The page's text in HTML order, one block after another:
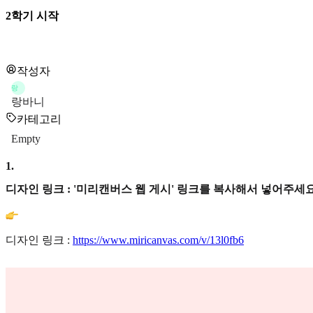
2학기 시작
작성자
랑
랑바니
카테고리
Empty
1.
디자인 링크 : '미리캔버스 웹 게시' 링크를 복사해서 넣어주세
디자인 링크 : https://www.miricanvas.com/v/13l0fb6